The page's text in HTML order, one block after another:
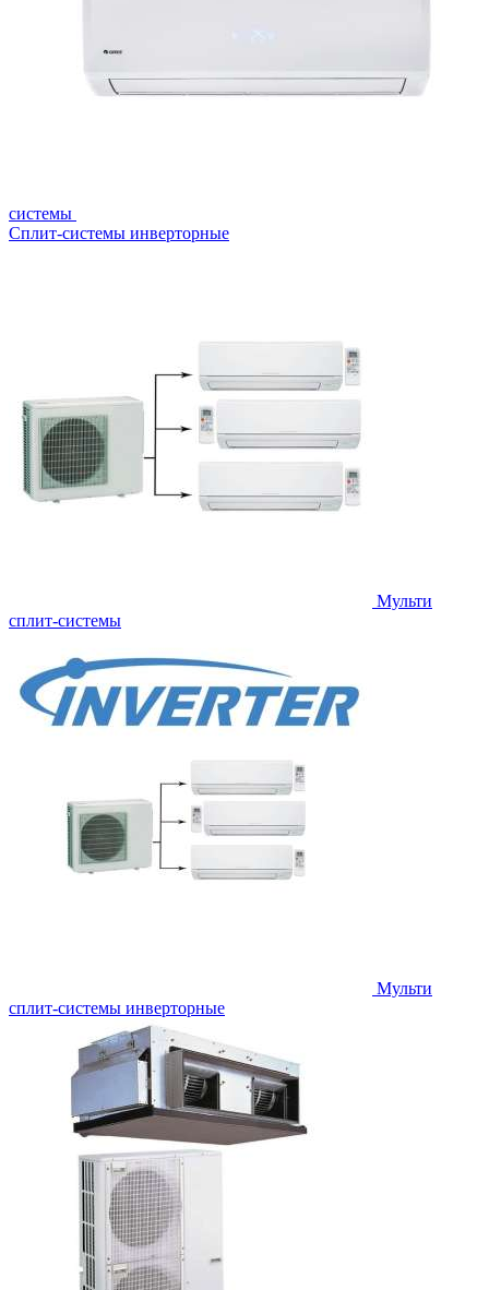
системы
Сплит-системы инверторные
Мульти
сплит-системы
Мульти
сплит-системы инверторные